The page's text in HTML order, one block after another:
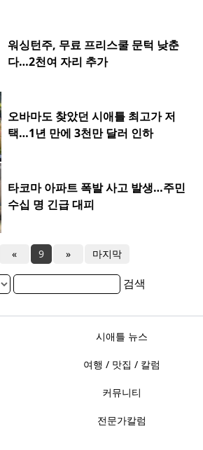
워싱턴주, 무료 프리스쿨 문턱 낮춘
다…2천여 자리 추가
오바마도 찾았던 시애틀 최고가 저
택…1년 만에 3천만 달러 인하
타코마 아파트 폭발 사고 발생…주민
수십 명 긴급 대피
« 9 » 마지막
검색
시애틀 뉴스
여행 / 맛집 / 칼럼
커뮤니티
전문가칼럼